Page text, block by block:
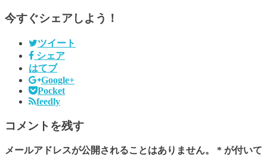
今すぐシェアしよう！
ツイート
シェア
はてブ
Google+
Pocket
feedly
コメントを残す
メールアドレスが公開されることはありません。 * が付いて